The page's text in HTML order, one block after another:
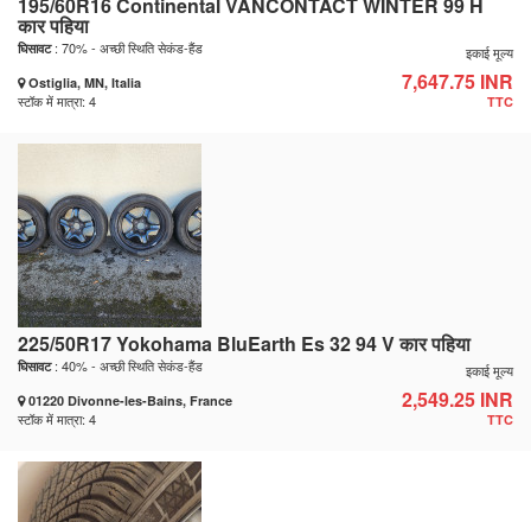
कार पहिया
घिसावट: 70% - अच्छी स्थिति सेकंड-हैंड
Ostiglia, MN, Italia
स्टॉक में मात्रा: 4
इकाई मूल्य
7,647.75 INR
TTC
225/50R17 Yokohama BluEarth Es 32 94 V कार पहिया
घिसावट: 40% - अच्छी स्थिति सेकंड-हैंड
01220 Divonne-les-Bains, France
स्टॉक में मात्रा: 4
इकाई मूल्य
2,549.25 INR
TTC